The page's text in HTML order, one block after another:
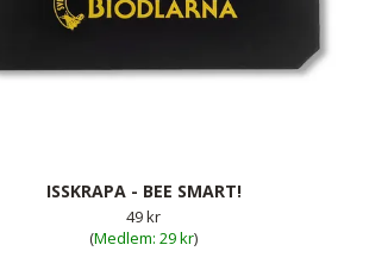
ISSKRAPA - BEE SMART!
49 kr
(
29 kr)